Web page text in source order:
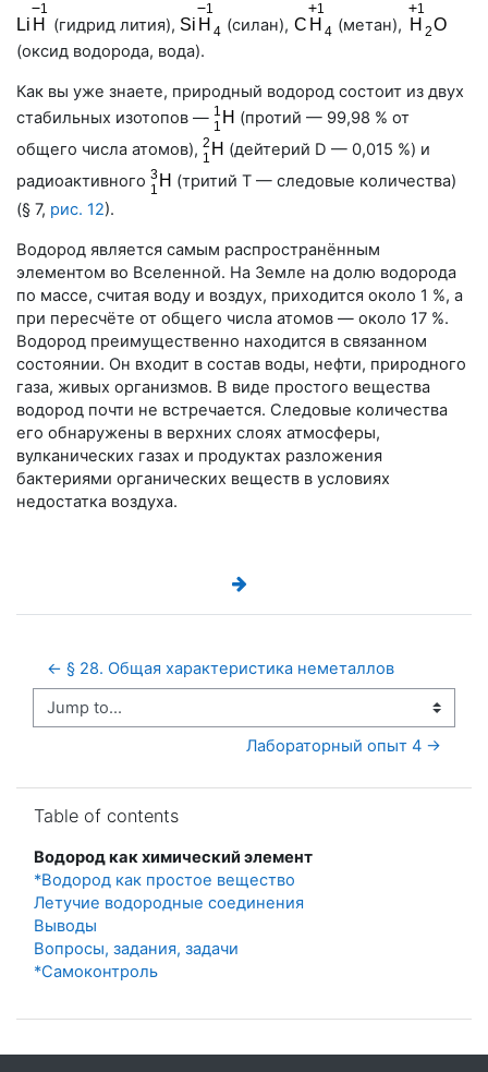
(гидрид лития),
(силан),
(метан),
(оксид водорода, вода).
Как вы уже знаете, природный водород состоит из двух
стабильных изотопов —
(протий — 99,98 % от
общего числа атомов),
(дейтерий D — 0,015 %) и
радиоактивного
(тритий Т — следовые количества)
(§ 7, рис. 12).
Водород является самым распространённым
элементом во Вселенной. На Земле на долю водорода
по массе, считая воду и воздух, приходится около 1 %, а
при пересчёте от общего числа атомов — около 17 %.
Водород преимущественно находится в связанном
состоянии. Он входит в состав воды, нефти, природного
газа, живых организмов. В виде простого вещества
водород почти не встречается. Следовые количества
его обнаружены в верхних слоях атмосферы,
вулканических газах и продуктах разложения
бактериями органических веществ в условиях
недостатка воздуха.
← § 28. Общая характеристика неметаллов
Jump to...
Лабораторный опыт 4 →
Table of contents
Водород как химический элемент
*Водород как простое вещество
Летучие водородные соединения
Выводы
Вопросы, задания, задачи
*Самоконтроль